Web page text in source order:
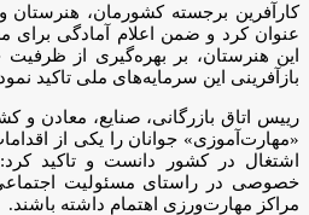
کارآفرین برجسته کشورمان، هنرستان
عنوان کرد و ضمن اعلام آمادگی برای
این هنرستان، بر بهره‌گیری از ظرفیت
بازآفرینی این سرمایه‌های ملی تاکید
رییس اتاق بازرگانی، صنایع، معادن و
«مهارت‌آموزی» جوانان را یکی از
اشتغال در کشور دانست و تاکید
خصوصی در راستای مسئولیت
مراکز مهارت‌ورزی اهتمام داشته باشند.